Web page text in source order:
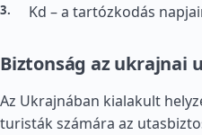
Kd – a tartózkodás
Biztonság az ukrajnai
Az Ukrajnában kialakult
turisták számára az